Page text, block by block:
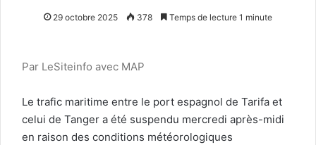
29 octobre 2025 378 Temps de lecture 1 minute
Par LeSiteinfo avec MAP
Le trafic maritime entre le port espagnol de Tarifa et
celui de Tanger a été suspendu mercredi après-midi
en raison des conditions météorologiques